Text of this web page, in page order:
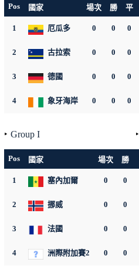
Pos 國家 場次 勝 平
1 厄瓜多 0 0 0
2 古拉索 0 0 0
3 德國 0 0 0
4 象牙海岸 0 0 0
Group I
Pos 國家 場次 勝
1 塞內加爾 0 0
2 挪威 0 0
3 法國 0 0
4 洲際附加賽2 0 0